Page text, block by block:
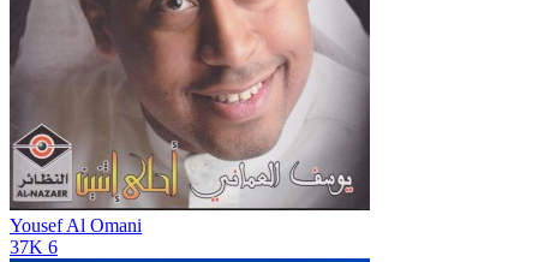
Yousef Al Omani
37K 6